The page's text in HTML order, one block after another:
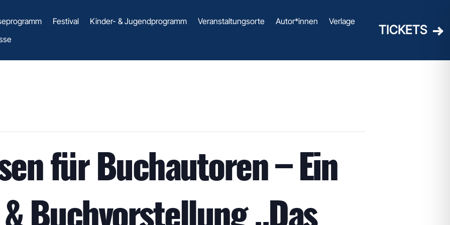
Festival Kinder- & Jugendprogramm Veranstaltungsorte Autor*innen
Verlage
TICKETS
für Buchautoren – Ein
Buchvorstellung „Das